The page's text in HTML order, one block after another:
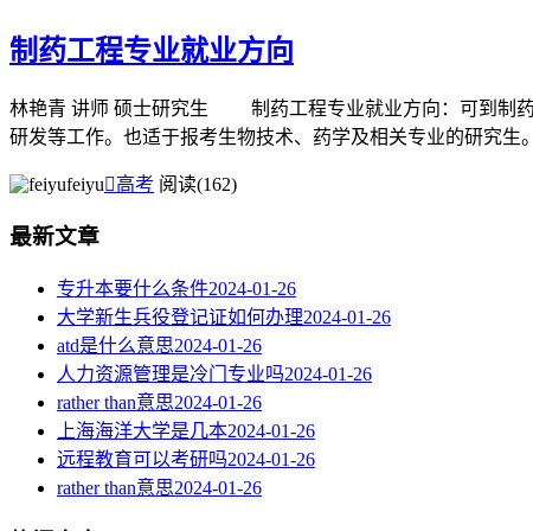
制药工程专业就业方向
林艳青 讲师 硕士研究生 制药工程专业就业方向：可到制药
研发等工作。也适于报考生物技术、药学及相关专业的研
feiyu高考 阅读(162)
最新文章
专升本要什么条件2024-01-26
大学新生兵役登记证如何办理2024-01-26
atd是什么意思2024-01-26
人力资源管理是冷门专业吗2024-01-26
rather than意思2024-01-26
上海海洋大学是几本2024-01-26
远程教育可以考研吗2024-01-26
rather than意思2024-01-26